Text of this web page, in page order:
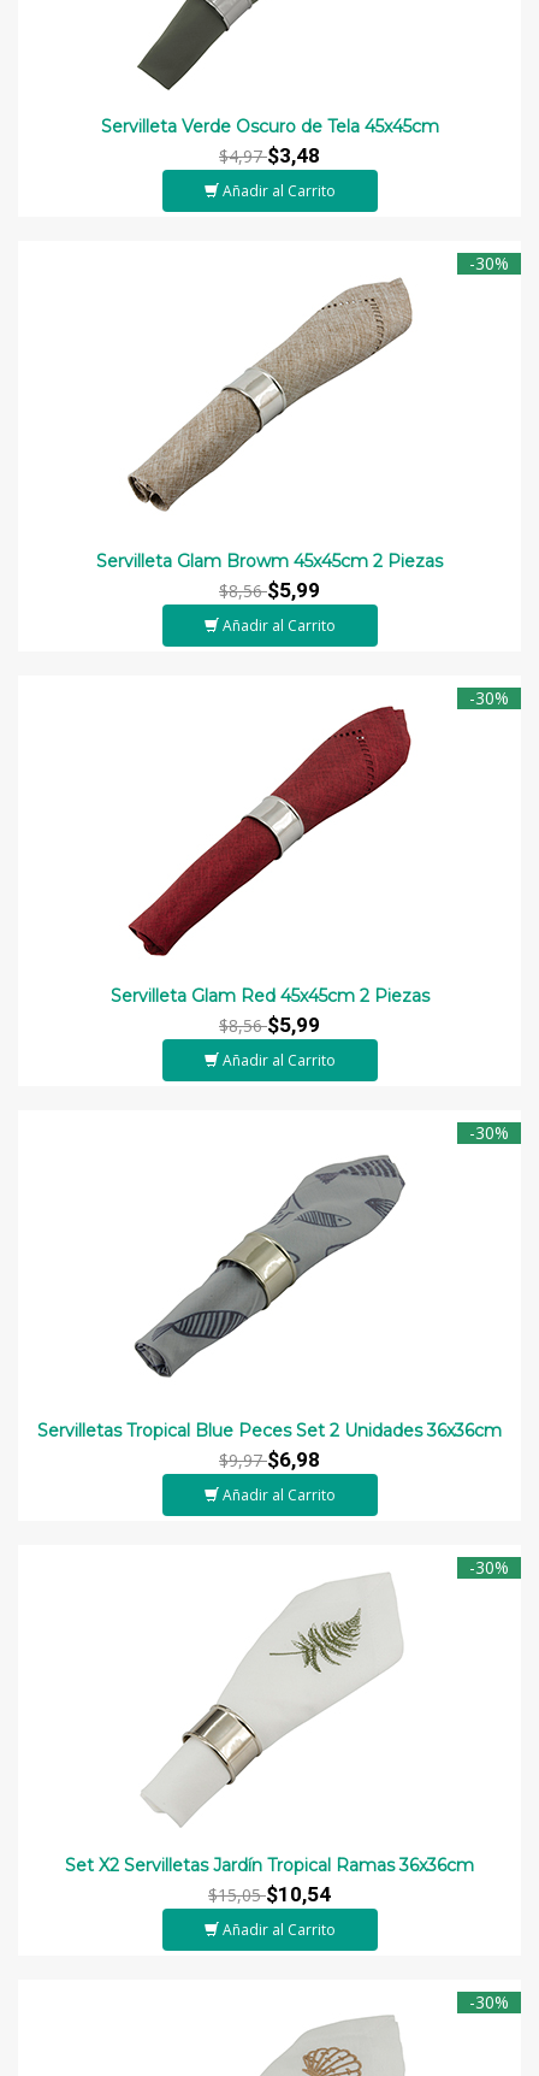
Servilleta Verde Oscuro de Tela 45x45cm
$4,97$3,48
Añadir al Carrito
-30%
Servilleta Glam Browm 45x45cm 2 Piezas
$8,56$5,99
Añadir al Carrito
-30%
Servilleta Glam Red 45x45cm 2 Piezas
$8,56$5,99
Añadir al Carrito
-30%
Servilletas Tropical Blue Peces Set 2 Unidades 36x36cm
$9,97$6,98
Añadir al Carrito
-30%
Set X2 Servilletas Jardín Tropical Ramas 36x36cm
$15,05$10,54
Añadir al Carrito
-30%